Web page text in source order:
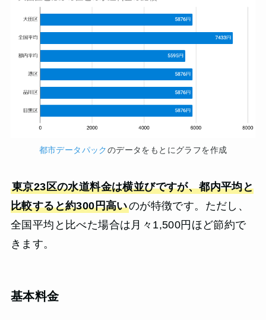
都市データパックのデータをもとにグラフを作成
東京23区の水道料金は横並びですが、都内平均と
比較すると約300円高いのが特徴です。ただし、
全国平均と比べた場合は月々1,500円ほど節約で
きます。
基本料金